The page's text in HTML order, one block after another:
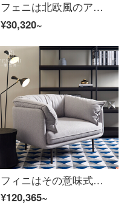
フェニは北欧風のアイデアレジャーチェアのリビングピンクの布芸の寝椅子のイタリア式の極简デザイナーのソファチェア【イタリア式極簡】ソファチェア
¥30,320~
フィニはその意味式が軽くて贅沢なソファー椅子と布芸工業風のデザイナーの創意のシングルレジャーチェアの客間のファッション的な大きさの戸型の布芸【ソファーの椅子】のイタリア式はきわめて簡単です。
¥120,365~